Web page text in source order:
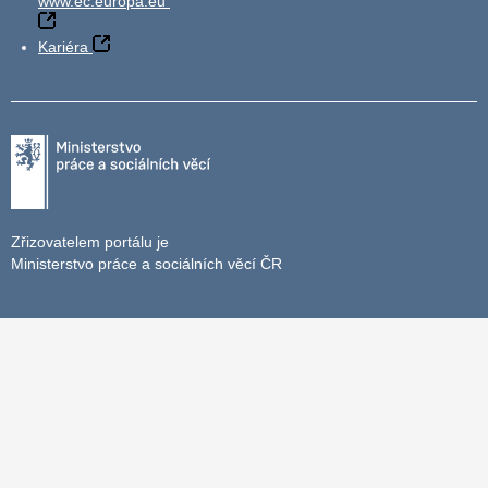
Kariéra
Zřizovatelem portálu je
Ministerstvo práce a sociálních věcí ČR